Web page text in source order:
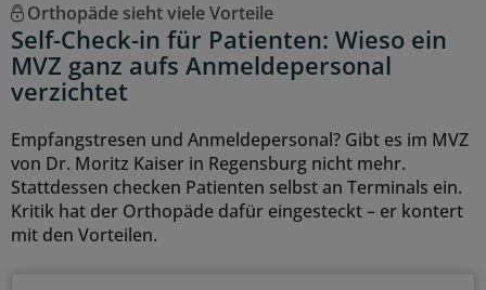
Orthopäde sieht viele Vorteile
Self-Check-in für Patienten: Wieso ein
MVZ ganz aufs Anmeldepersonal
verzichtet
Empfangstresen und Anmeldepersonal? Gibt es im MVZ
von Dr. Moritz Kaiser in Regensburg nicht mehr.
Stattdessen checken Patienten selbst an Terminals ein.
Kritik hat der Orthopäde dafür eingesteckt – er kontert
mit den Vorteilen.